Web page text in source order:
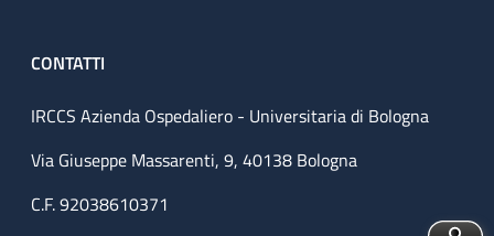
CONTATTI
IRCCS Azienda Ospedaliero - Universitaria di Bologna
Via Giuseppe Massarenti, 9, 40138 Bologna
C.F. 92038610371